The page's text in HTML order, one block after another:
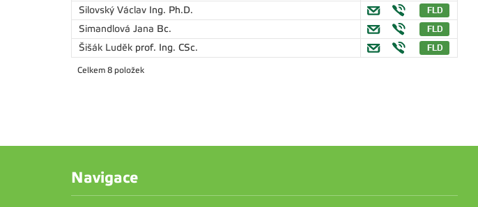
Silovský Václav Ing. Ph.D.
Simandlová Jana Bc.
Šišák Luděk prof. Ing. CSc.
Celkem 8 položek
Navigace